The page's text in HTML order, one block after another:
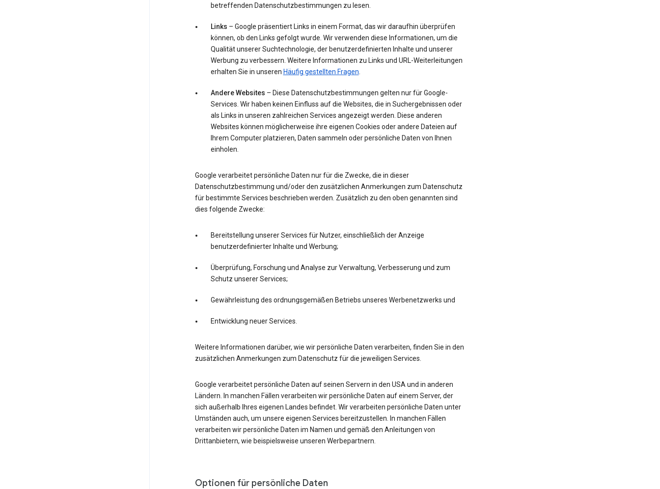
betreffenden Datenschutzbestimmungen zu lesen.
Links – Google präsentiert Links in einem Format, das wir daraufhin überprüfen
können, ob den Links gefolgt wurde. Wir verwenden diese Informationen, um die
Qualität unserer Suchtechnologie, der benutzerdefinierten Inhalte und unserer
Werbung zu verbessern. Weitere Informationen zu Links und URL-Weiterleitungen
erhalten Sie in unseren Häufig gestellten Fragen
Andere Websites – Diese Datenschutzbestimmungen gelten nur für Google-
Services. Wir haben keinen Einfluss auf die Websites, die in Suchergebnissen oder
als Links in unseren zahlreichen Services angezeigt werden. Diese anderen
Websites können möglicherweise ihre eigenen Cookies oder andere Dateien auf
Ihrem Computer platzieren, Daten sammeln oder persönliche Daten von Ihnen
einholen.
Google verarbeitet persönliche Daten nur für die Zwecke, die in dieser
Datenschutzbestimmung und/oder den zusätzlichen Anmerkungen zum Datenschutz
für bestimmte Services beschrieben werden. Zusätzlich zu den oben genannten sind
dies folgende Zwecke:
Bereitstellung unserer Services für Nutzer, einschließlich der Anzeige
benutzerdefinierter Inhalte und Werbung;
Überprüfung, Forschung und Analyse zur Verwaltung, Verbesserung und zum
Schutz unserer Services;
Gewährleistung des ordnungsgemäßen Betriebs unseres Werbenetzwerks und
Entwicklung neuer Services.
Weitere Informationen darüber, wie wir persönliche Daten verarbeiten, finden Sie in den
zusätzlichen Anmerkungen zum Datenschutz für die jeweiligen Services.
Google verarbeitet persönliche Daten auf seinen Servern in den USA und in anderen
Ländern. In manchen Fällen verarbeiten wir persönliche Daten auf einem Server, der
sich außerhalb Ihres eigenen Landes befindet. Wir verarbeiten persönliche Daten unter
Umständen auch, um unsere eigenen Services bereitzustellen. In manchen Fällen
verarbeiten wir persönliche Daten im Namen und gemäß den Anleitungen von
Drittanbietern, wie beispielsweise unseren Werbepartnern.
Optionen für persönliche Daten